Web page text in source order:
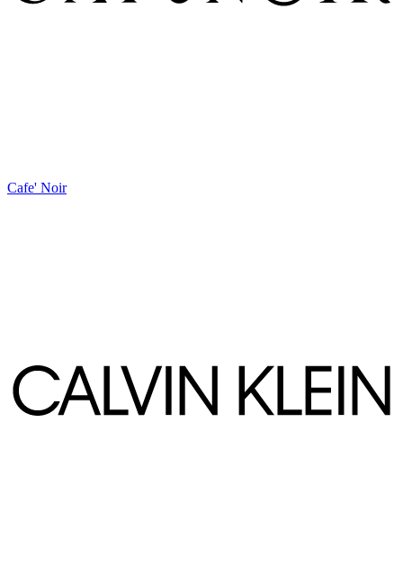
Cafe' Noir